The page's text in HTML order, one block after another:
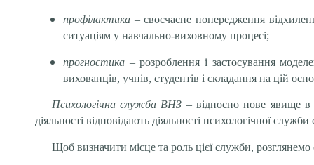
профілактика – своєчасне попередження
ситуаціям у навчально-виховному процесі;
прогностика –розроблення і застосування
вихованців, учнів, студентів і складання на цій
Психологічна служба ВНЗ – відносно нове явище в
діяльності відповідають діяльності психологічної
Щоб визначити місце та роль цієї служби,